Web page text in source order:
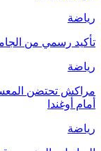
رياضة
تأكيد رسمي من
رياضة
مراكش تحتضن
أمام أوغندا
رياضة